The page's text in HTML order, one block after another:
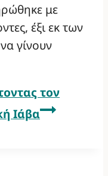
με
έξι εκ των
γίνουν
τον
Ιάβα